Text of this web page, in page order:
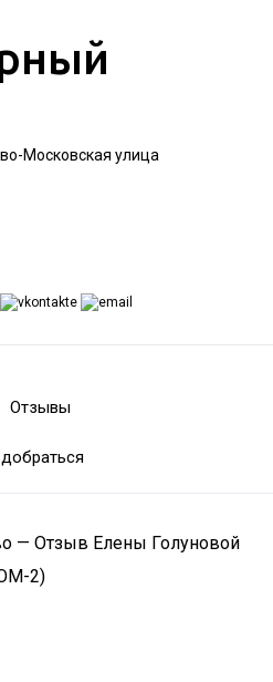
Московская улица
Отзывы
— Отзыв Елены Голуновой
2)